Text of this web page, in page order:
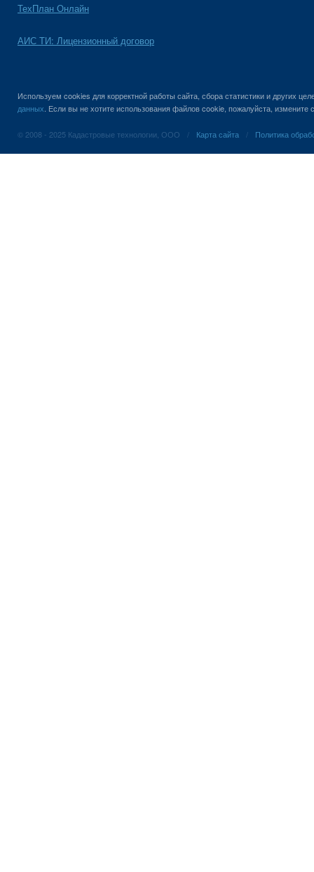
ТехПлан Онлайн
АИС ТИ: Лицензионный договор
Используем cookies для корректной работы сайта, сбора статистики и других
данных . Если вы не хотите использования файлов cookie, пожалуйста,
© 2008 - 2025 Кадастровые технологии, ООО / Карта сайта / Политика